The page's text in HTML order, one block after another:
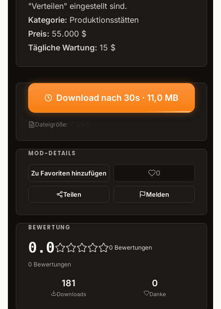
"Verteilen" eingestellt sind.
Kategorie: Produktionsstätten
Preis: 55.000 $
Tägliche Wartung: 15 $
Download nach 30s · 11,0 MB
Dateigröße:
MOD-DETAILS
Zu Favoriten hinzufügen 0
Teilen Melden
BEWERTUNG
0.0 0 Bewertungen
0 Bewertungen
181
Downloads
0
Danke